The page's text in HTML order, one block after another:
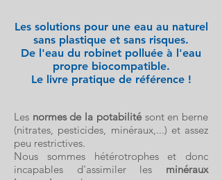
Les solutions pour une eau au naturel
sans plastique et sans risques.
De l'eau du robinet polluée à l'eau
propre biocompatible.
Le livre pratique de référence !
Les normes de la potabilitésont en berne
(nitrates, pesticides, minéraux,...) et assez
peu restrictives.
Nous sommes hétérotrophes et donc
incapables d'assimiler les minéraux